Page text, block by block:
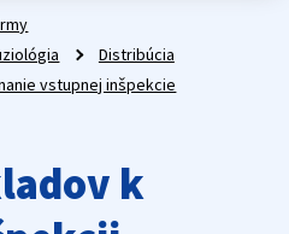
Distribúcia
vstupnej inšpekcie
k